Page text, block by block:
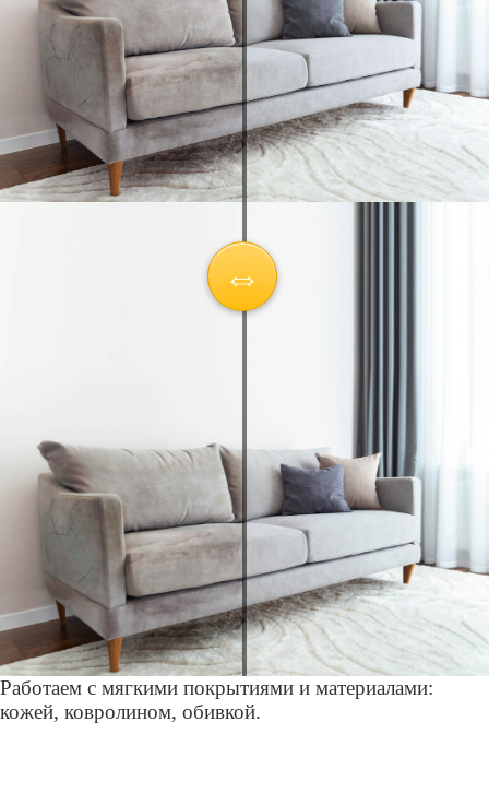
Работаем с мягкими покрытиями и материалами:
кожей, ковролином, обивкой.